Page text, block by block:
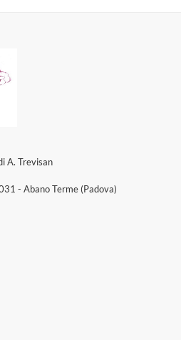
A. Trevisan
- Abano Terme (Padova)